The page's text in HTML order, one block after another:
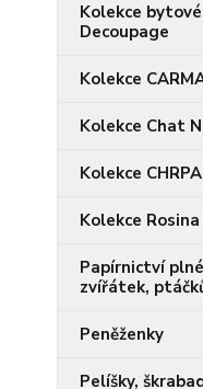
Kolekce
Decoupage
Kolekce
Kolekce Chat
Kolekce
Kolekce
Papírnictví
zvířátek,
Peněženky
Pelíšky,